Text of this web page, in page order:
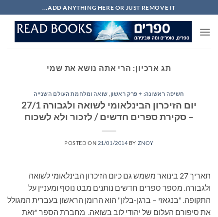
to
content
ADD ANYTHING HERE OR JUST REMOVE IT...
תג ארכיון: הרי אתה נושא את שמי
חשיפה ראשונה: + פרק ראשון שואה ומלחמת העולם השנייה
יום הזיכרון הבינלאומי לשואה ולגבורה 27/1
– סקירת ספרים חדשים / לזכור ולא לשכוח
POSTED ON 21/01/2014 BY ZNOY
תאריך 27 בינואר משמש גם כיום הזיכרון הבינלאומי לשואה
ולגבורה. מספר ספרים חדשים נותנים מבט נוסף ומעניין על
התקופה. "בנגאזי – ברגן-בלזן" הוא הרומן הראשון בעברית המגולל
את סיפורם העלום של יהודי לוב בשואה. מחברת הספר "זאת